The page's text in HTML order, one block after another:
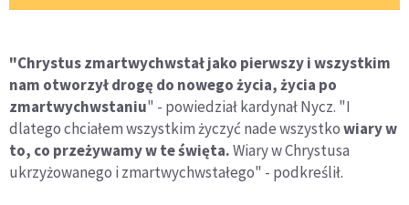
"Chrystus zmartwychwstał jako pierwszy i wszystkim
nam otworzył drogę do nowego życia, życia po
zmartwychwstaniu" - powiedział kardynał Nycz. "I
dlatego chciałem wszystkim życzyć nade wszystkowiary w
to, co przeżywamy w te święta.Wiary w Chrystusa
ukrzyżowanego i zmartwychwstałego" - podkreślił.